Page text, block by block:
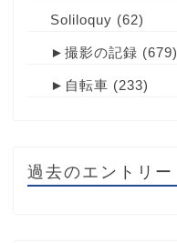
Soliloquy (62)
► 撮影の記録 (679)
► 自転車 (233)
過去のエントリー